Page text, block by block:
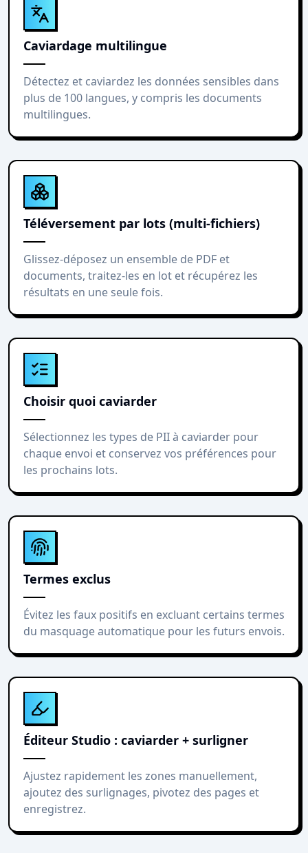
Caviardage multilingue
Détectez et caviardez les données sensibles dans
plus de 100 langues, y compris les documents
multilingues.
Téléversement par lots (multi-fichiers)
Glissez-déposez un ensemble de PDF et
documents, traitez-les en lot et récupérez les
résultats en une seule fois.
Choisir quoi caviarder
Sélectionnez les types de PII à caviarder pour
chaque envoi et conservez vos préférences pour
les prochains lots.
Termes exclus
Évitez les faux positifs en excluant certains termes
du masquage automatique pour les futurs envois.
Éditeur Studio : caviarder + surligner
Ajustez rapidement les zones manuellement,
ajoutez des surlignages, pivotez des pages et
enregistrez.